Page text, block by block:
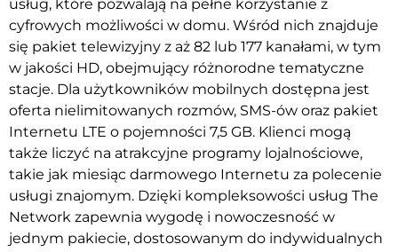
usług, które pozwalają na pełne korzystanie z
cyfrowych możliwości w domu. Wśród nich znajduje
się pakiet telewizyjny z aż 82 lub 177 kanałami, w tym
w jakości HD, obejmujący różnorodne tematyczne
stacje. Dla użytkowników mobilnych dostępna jest
oferta nielimitowanych rozmów, SMS-ów oraz pakiet
Internetu LTE o pojemności 7,5 GB. Klienci mogą
także liczyć na atrakcyjne programy lojalnościowe,
takie jak miesiąc darmowego Internetu za polecenie
usługi znajomym. Dzięki kompleksowości usług The
Network zapewnia wygodę i nowoczesność w
jednym pakiecie, dostosowanym do indywidualnych